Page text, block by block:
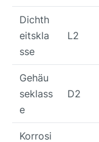
Dichth
eitskla
sse
L2
Gehäu
seklass
e
D2
Korrosi